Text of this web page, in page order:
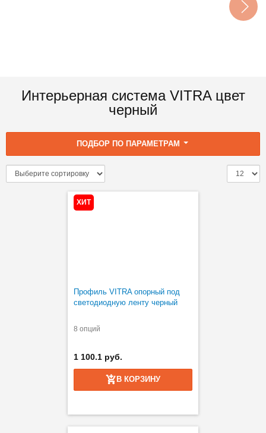
Интерьерная система VITRA цвет
черный
ПОДБОР ПО ПАРАМЕТРАМ
ХИТ
Профиль VITRA опорный под
светодиодную ленту черный
8 опций
1 100.1 руб.
В КОРЗИНУ